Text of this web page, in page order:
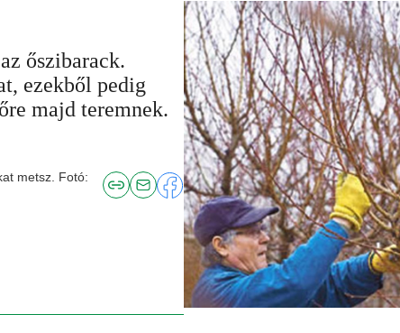
őszibarack.
ezekből pedig
majd teremnek.
metsz. Fotó: